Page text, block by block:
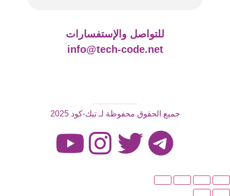
للتواصل والإستفسارات
info@tech-code.net
جميع الحقوق محفوظة لـ تيك-كود 2025